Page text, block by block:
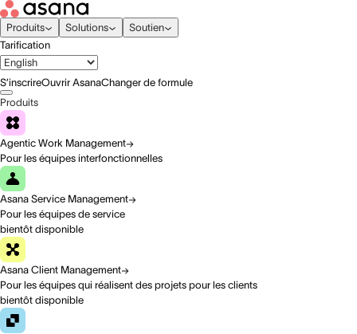
Produits Solutions
Soutien
Tarification
S’inscrireOuvrir AsanaChanger de formule
Produits
Agentic Work Management
Pour les équipes interfonctionnelles
Asana Service Management
Pour les équipes de service
bientôt disponible
Asana Client Management
Pour les équipes qui réalisent des projets pour les clients
bientôt disponible